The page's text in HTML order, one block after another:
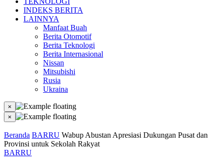
INDEKS BERITA
LAINNYA
Manfaat Buah
Berita Otomotif
Berita Teknologi
Berita Internasional
Nissan
Mitsubishi
Rusia
Ukraina
×
×
Beranda BARRU Wabup Abustan Apresiasi Dukungan Pusat dan
Provinsi untuk Sekolah Rakyat
BARRU